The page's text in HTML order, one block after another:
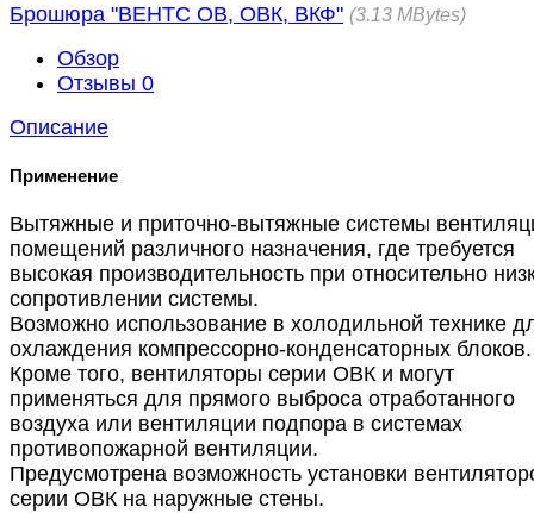
Брошюра "ВЕНТС ОВ, ОВК, ВКФ" 3.13 MBytes
Обзор
Отзывы 0
Описание
Применение
Вытяжные и приточно-вытяжные системы
помещений различного назначения, где требуется
высокая производительность при относительно
сопротивлении системы.
Возможно использование в холодильной технике
охлаждения компрессорно-конденсаторных блоков.
Кроме того, вентиляторы серии ОВК и могут
применяться для прямого выброса отработанного
воздуха или вентиляции подпора в системах
противопожарной вентиляции.
Предусмотрена возможность установки
серии ОВК на наружные стены.